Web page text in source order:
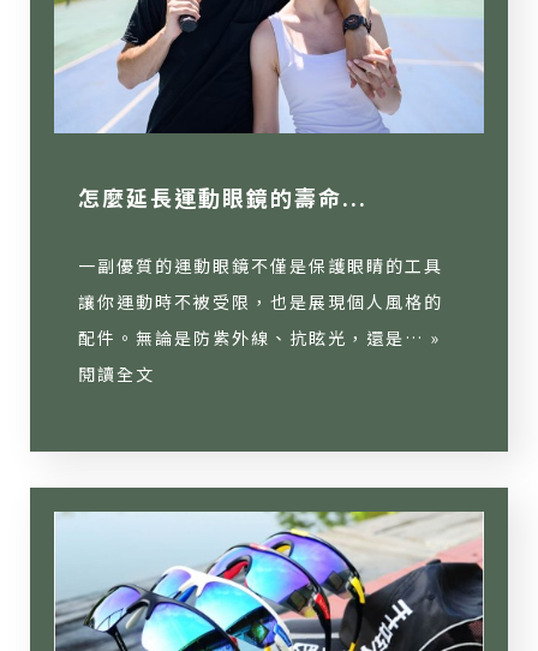
怎麼延長運動眼鏡的壽命...
一副優質的運動眼鏡不僅是保護眼睛的工具
讓你運動時不被受限，也是展現個人風格的
配件。無論是防紫外線、抗眩光，還是… »
閱讀全文